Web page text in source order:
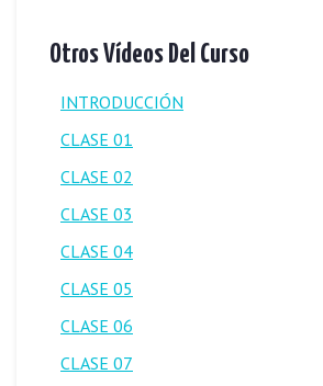
Otros Vídeos Del Curso
INTRODUCCIÓN
CLASE 01
CLASE 02
CLASE 03
CLASE 04
CLASE 05
CLASE 06
CLASE 07